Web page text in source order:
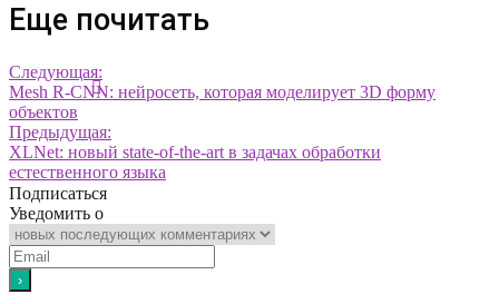
Еще почитать
Следующая:
Mesh R-CNN: нейросеть, которая моделирует 3D форму
объектов
Предыдущая:
XLNet: новый state-of-the-art в задачах обработки
естественного языка
Подписаться
Уведомить о